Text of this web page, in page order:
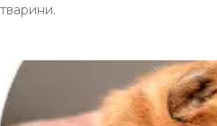
тварини.